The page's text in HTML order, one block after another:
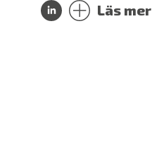
Läs mer